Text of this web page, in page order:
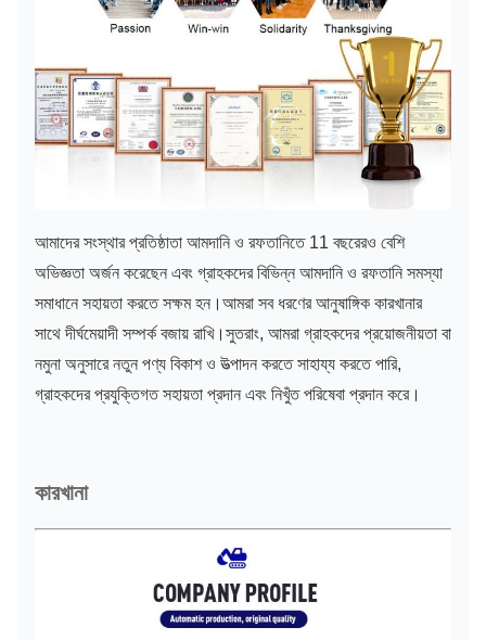
আমাদের সংস্থার প্রতিষ্ঠাতা আমদানি ও রফতানিতে 11 বছরেরও বেশি
অভিজ্ঞতা অর্জন করেছেন এবং গ্রাহকদের বিভিন্ন আমদানি ও রফতানি সমস্যা
সমাধানে সহায়তা করতে সক্ষম হন।আমরা সব ধরণের আনুষাঙ্গিক কারখানার
সাথে দীর্ঘমেয়াদী সম্পর্ক বজায় রাখি।সুতরাং, আমরা গ্রাহকদের প্রয়োজনীয়তা বা
নমুনা অনুসারে নতুন পণ্য বিকাশ ও উত্পাদন করতে সাহায্য করতে পারি,
গ্রাহকদের প্রযুক্তিগত সহায়তা প্রদান এবং নিখুঁত পরিষেবা প্রদান করে।
কারখানা